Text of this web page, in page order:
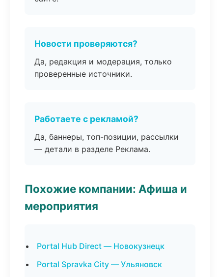
Новости проверяются?
Да, редакция и модерация, только
проверенные источники.
Работаете с рекламой?
Да, баннеры, топ-позиции, рассылки
— детали в разделе Реклама.
Похожие компании: Афиша и
мероприятия
Portal Hub Direct — Новокузнецк
Portal Spravka City — Ульяновск